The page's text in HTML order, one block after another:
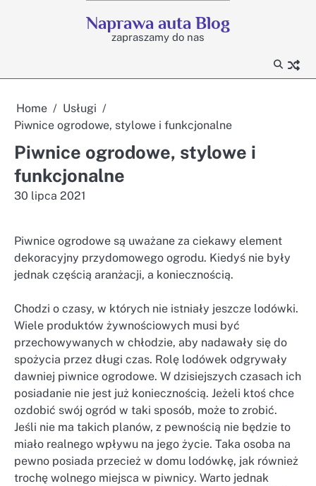
Naprawa auta Blog
zapraszamy do nas
Home
Usługi
Piwnice ogrodowe, stylowe i funkcjonalne
Piwnice ogrodowe, stylowe i
funkcjonalne
30 lipca 2021
Piwnice ogrodowe są uważane za ciekawy element
dekoracyjny przydomowego ogrodu. Kiedyś nie były
jednak częścią aranżacji, a koniecznością.
Chodzi o czasy, w których nie istniały jeszcze lodówki.
Wiele produktów żywnościowych musi być
przechowywanych w chłodzie, aby nadawały się do
spożycia przez długi czas. Rolę lodówek odgrywały
dawniej piwnice ogrodowe. W dzisiejszych czasach ich
posiadanie nie jest już koniecznością. Jeżeli ktoś chce
ozdobić swój ogród w taki sposób, może to zrobić.
Jeśli nie ma takich planów, z pewnością nie będzie to
miało realnego wpływu na jego życie. Taka osoba na
pewno posiada przecież w domu lodówkę, jak również
trochę wolnego miejsca w piwnicy. Warto jednak